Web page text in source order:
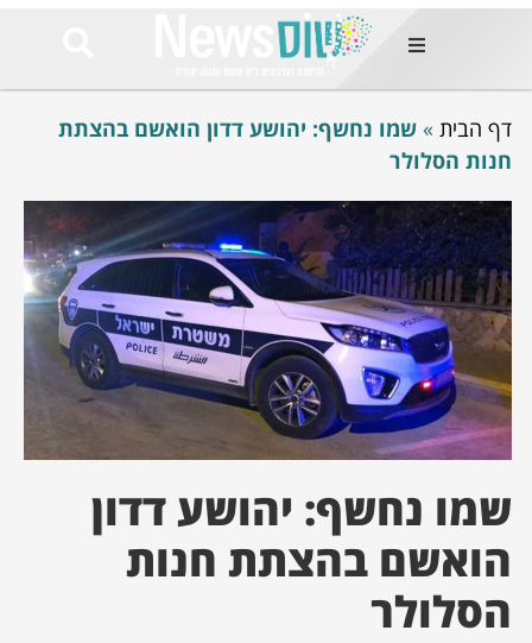
החמות
בימים
באזור
Et
odio
mauris, wisi
tortor
ultricies
Congue
luctus, quam
mi
מסע מלחמה
דף הבית » שמו נחשף: יהושע דדון הואשם בהצתת
חנות הסלולר
שמו נחשף: יהושע דדון
הואשם בהצתת חנות
הסלולר